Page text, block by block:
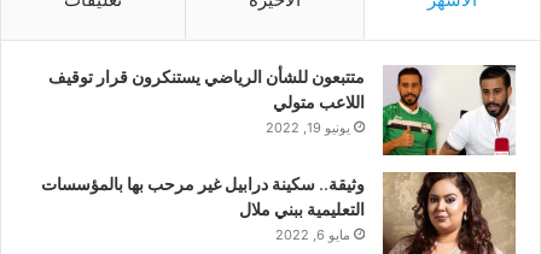
متتبعون للشأن الرياضي يستنكرون قرار توقيف
اللاعب متولي
يونيو 19, 2022
وثيقة.. سكينة درابيل غير مرحب بها بالمؤسسات
التعليمية ببني ملال
مايو 6, 2022